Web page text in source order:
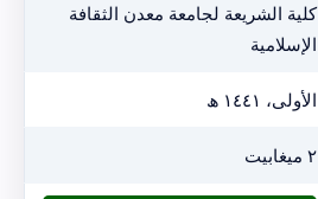
كلية الشريعة لجامعة معدن الثقافة
الإسلامية
الأولى، ١٤٤١ ھ
٢ ميغابيت